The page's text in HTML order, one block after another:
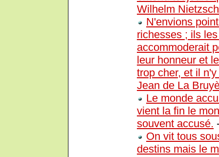
Wilhelm
N'envions
richesses ; ils
accommoderait
leur honneur et
trop cher, et il
Jean de La
Le monde
vient la fin le
souvent accusé.
On vit tous
destins mais le